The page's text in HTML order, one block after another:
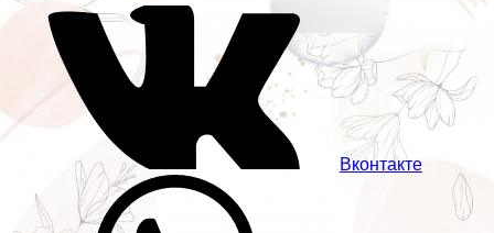
Вконтакте